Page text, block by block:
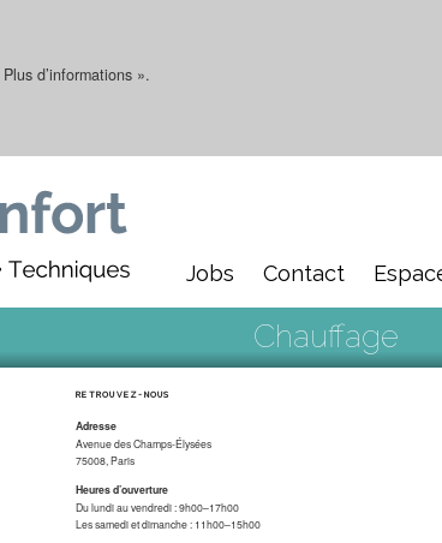
d’informations ».
Jobs Contact
Chauffage
RETROUVEZ-NOUS
Adresse
Avenue des Champs-Élysées
75008, Paris
Heures d’ouverture
Du lundi au vendredi : 9h00–17h00
Les samedi et dimanche : 11h00–15h00